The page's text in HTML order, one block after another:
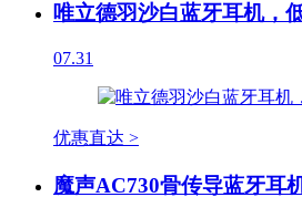
唯立德羽沙白蓝牙耳机，
07.31
优惠直达 >
魔声AC730骨传导蓝牙耳